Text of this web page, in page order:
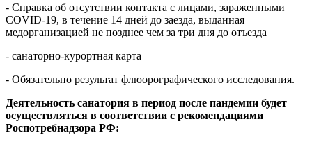
- Справка об отсутствии контакта с лицами, зараженными
COVID-19, в течение 14 дней до заезда, выданная
медорганизацией не позднее чем за три дня до отъезда
- санаторно-курортная карта
- Обязательно результат флюорографического исследования.
Деятельность санатория в период после пандемии будет
осуществляться в соответствии с рекомендациями
Роспотребнадзора РФ: